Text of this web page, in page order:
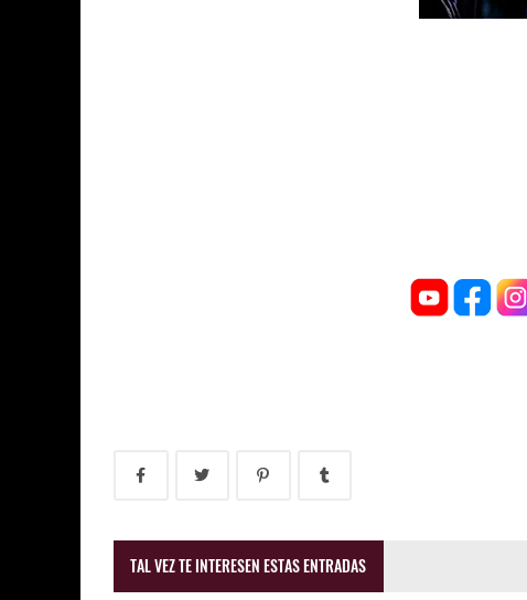
TAL VEZ TE INTERESEN ESTAS ENTRADAS